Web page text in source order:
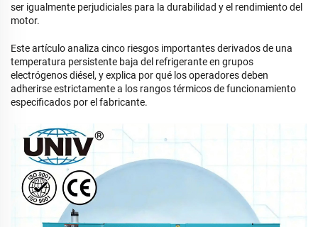
ser igualmente perjudiciales para la durabilidad y el rendimiento del
motor.
Este artículo analiza cinco riesgos importantes derivados de una
temperatura persistente baja del refrigerante en grupos
electrógenos diésel, y explica por qué los operadores deben
adherirse estrictamente a los rangos térmicos de funcionamiento
especificados por el fabricante.